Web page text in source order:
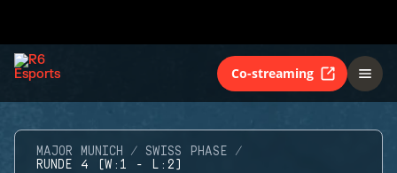
Co-streaming
MAJOR MUNICH
SWISS PHASE
RUNDE 4 (W:1 - L:2)